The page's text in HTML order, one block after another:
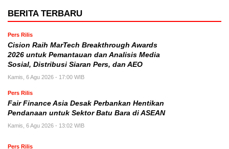
BERITA TERBARU
Pers Rilis
Cision Raih MarTech Breakthrough Awards
2026 untuk Pemantauan dan Analisis Media
Sosial, Distribusi Siaran Pers, dan AEO
Kamis, 6 Agu 2026 - 17:00 WIB
Pers Rilis
Fair Finance Asia Desak Perbankan Hentikan
Pendanaan untuk Sektor Batu Bara di ASEAN
Kamis, 6 Agu 2026 - 13:02 WIB
Pers Rilis